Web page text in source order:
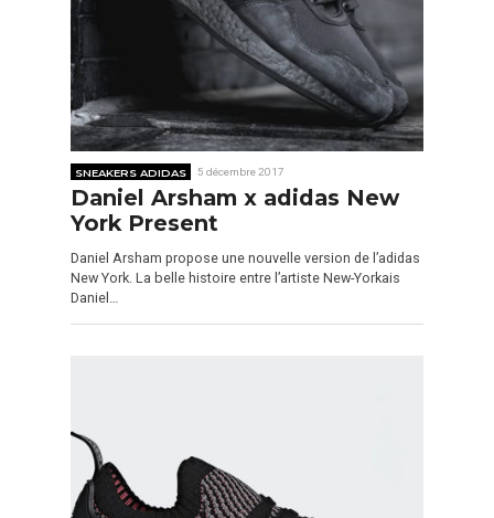
SNEAKERS ADIDAS 5 décembre 2017
Daniel Arsham x adidas New
York Present
Daniel Arsham propose une nouvelle version de l’adidas
New York. La belle histoire entre l’artiste New-Yorkais
Daniel…